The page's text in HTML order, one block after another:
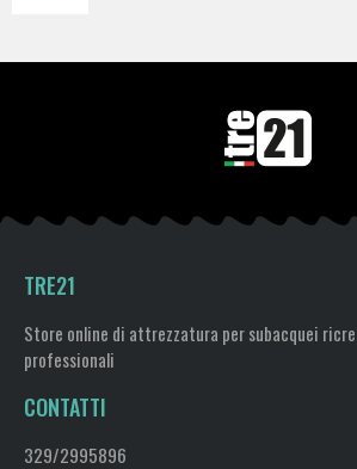
TRE21
Store online di attrezzatura per subacquei
professionali
CONTATTI
329/2995896